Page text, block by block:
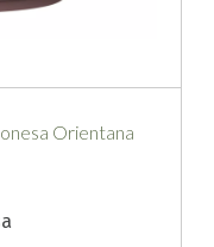
Orientana